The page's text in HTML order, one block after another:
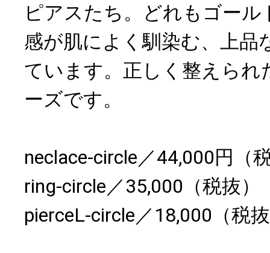
ピアスたち。どれもゴー
感が肌によく馴染む、上品
ています。正しく整えられ
ーズです。
neclace-circle／44,000円（
ring-circle／35,000（税抜）
pierceL-circle／18,000（税